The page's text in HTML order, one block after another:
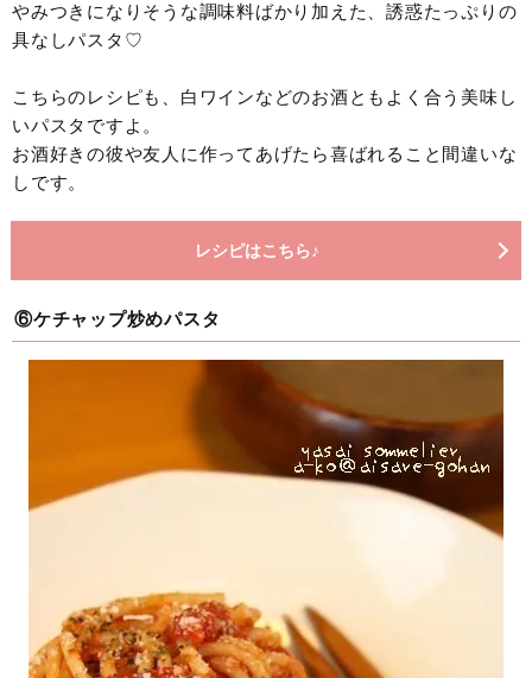
やみつきになりそうな調味料ばかり加えた、誘惑たっぷりの
具なしパスタ♡
こちらのレシピも、白ワインなどのお酒ともよく合う美味し
いパスタですよ。
お酒好きの彼や友人に作ってあげたら喜ばれること間違いな
しです。
レシピはこちら♪
⑥ケチャップ炒めパスタ